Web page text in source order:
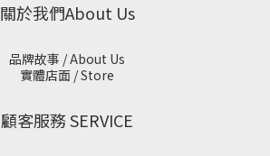
關於我們About Us
品牌故事 / About Us
實體店面 / Store
顧客服務 SERVICE